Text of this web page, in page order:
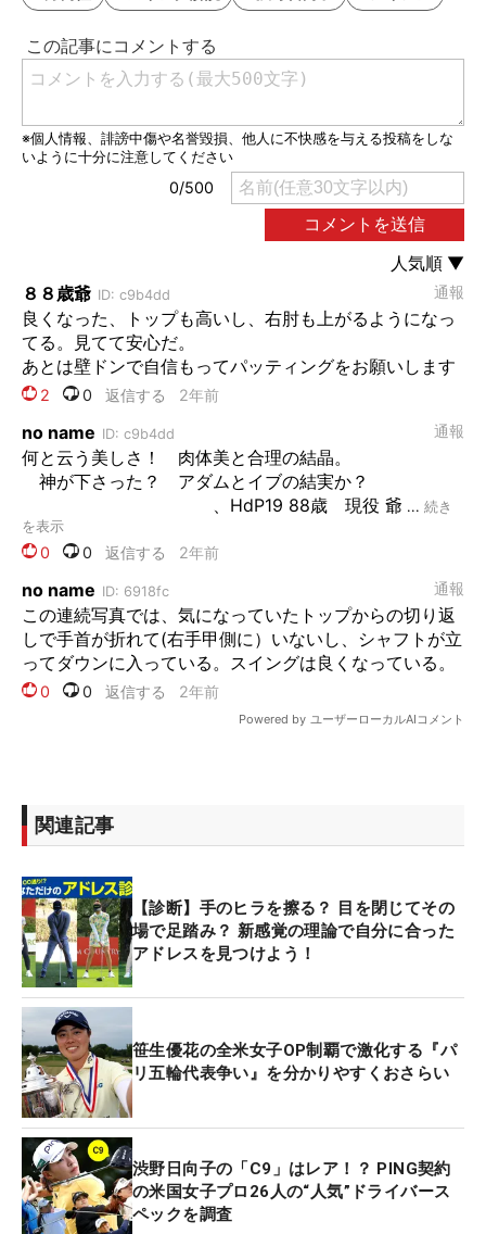
関連記事
【診断】手のヒラを擦る？ 目を閉じてその
場で足踏み？ 新感覚の理論で自分に合った
アドレスを見つけよう！
笹生優花の全米女子OP制覇で激化する『パ
リ五輪代表争い』を分かりやすくおさらい
渋野日向子の「C9」はレア！？ PING契約
の米国女子プロ26人の“人気”ドライバース
ペックを調査